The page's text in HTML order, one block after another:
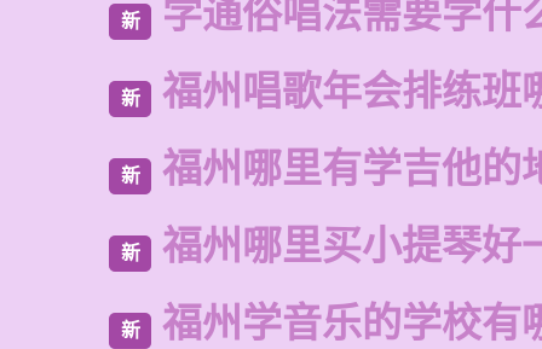
新 学通俗唱法需要学什
新 福州唱歌年会排练班
新 福州哪里有学吉他的
新 福州哪里买小提琴好
新 福州学音乐的学校有